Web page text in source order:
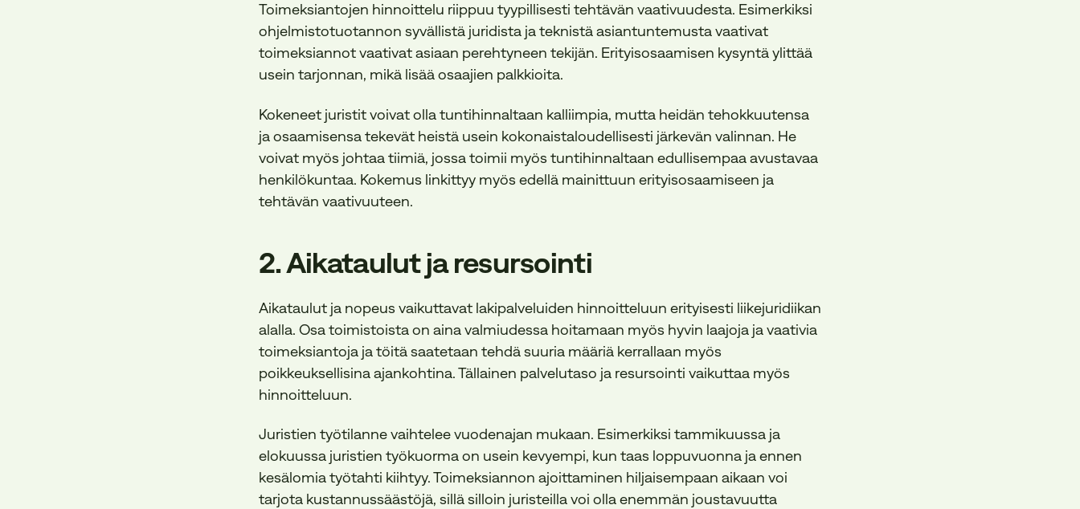
Toimeksiantojen hinnoittelu riippuu tyypillisesti tehtävän vaativuudesta. Esimerkiksi
ohjelmistotuotannon syvällistä juridista ja teknistä asiantuntemusta vaativat
toimeksiannot vaativat asiaan perehtyneen tekijän. Erityisosaamisen kysyntä ylittää
usein tarjonnan, mikä lisää osaajien palkkioita.
Kokeneet juristit voivat olla tuntihinnaltaan kalliimpia, mutta heidän tehokkuutensa
ja osaamisensa tekevät heistä usein kokonaistaloudellisesti järkevän valinnan. He
voivat myös johtaa tiimiä, jossa toimii myös tuntihinnaltaan edullisempaa avustavaa
henkilökuntaa. Kokemus linkittyy myös edellä mainittuun erityisosaamiseen ja
tehtävän vaativuuteen.
2. Aikataulut ja resursointi
Aikataulut ja nopeus vaikuttavat lakipalveluiden hinnoitteluun erityisesti liikejuridiikan
alalla. Osa toimistoista on aina valmiudessa hoitamaan myös hyvin laajoja ja vaativia
toimeksiantoja ja töitä saatetaan tehdä suuria määriä kerrallaan myös
poikkeuksellisina ajankohtina. Tällainen palvelutaso ja resursointi vaikuttaa myös
hinnoitteluun.
Juristien työtilanne vaihtelee vuodenajan mukaan. Esimerkiksi tammikuussa ja
elokuussa juristien työkuorma on usein kevyempi, kun taas loppuvuonna ja ennen
kesälomia työtahti kiihtyy. Toimeksiannon ajoittaminen hiljaisempaan aikaan voi
tarjota kustannussäästöjä, sillä silloin juristeilla voi olla enemmän joustavuutta